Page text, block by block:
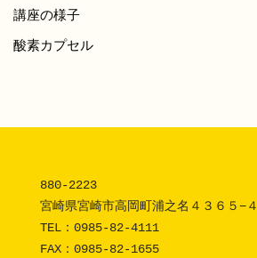
講座の様子
酸素カプセル
880-2223
宮崎県宮崎市高岡町浦之名４３６５−４
TEL： 0985-82-4111
FAX：0985-82-1655